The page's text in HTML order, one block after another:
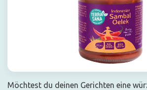
Möchtest du deinen Gerichten eine